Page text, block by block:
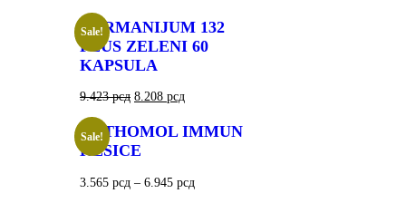
Sale!
GERMANIJUM 132
PLUS ZELENI 60
KAPSULA
9.423рсд 8.208 рсд
Sale!
ORTHOMOL IMMUN
KESICE
3.565 рсд – 6.945 рсд